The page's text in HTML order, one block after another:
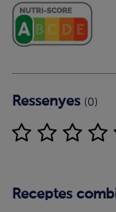
Ressenyes (0)
Receptes